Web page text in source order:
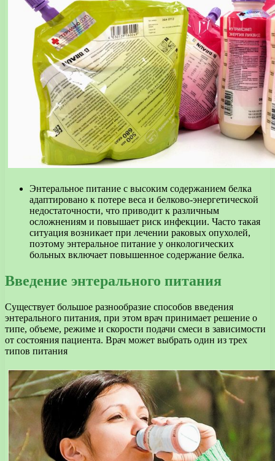
Энтеральное питание с высоким содержанием белка
адаптировано к потере веса и белково-энергетической
недостаточности, что приводит к различным
осложнениям и повышает риск инфекции. Часто такая
ситуация возникает при лечении раковых опухолей,
поэтому энтеральное питание у онкологических
больных включает повышенное содержание белка.
Введение энтерального питания
Существует большое разнообразие способов введения
энтерального питания, при этом врач принимает решение о
типе, объеме, режиме и скорости подачи смеси в зависимости
от состояния пациента. Врач может выбрать один из трех
типов питания